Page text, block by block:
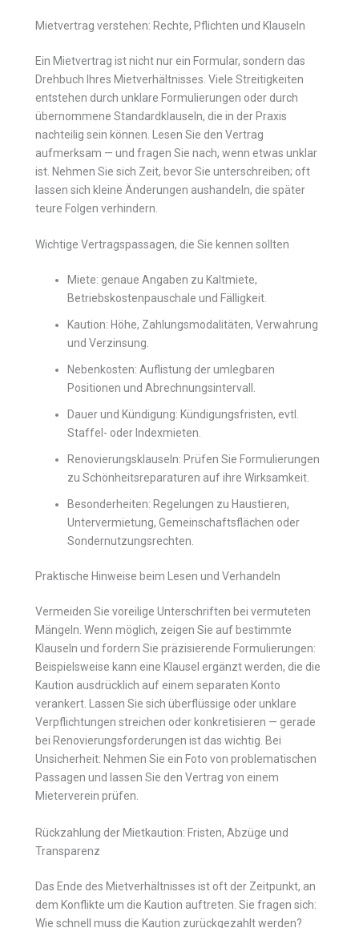
Mietvertrag verstehen: Rechte, Pflichten und Klauseln
Ein Mietvertrag ist nicht nur ein Formular, sondern das
Drehbuch Ihres Mietverhältnisses. Viele Streitigkeiten
entstehen durch unklare Formulierungen oder durch
übernommene Standardklauseln, die in der Praxis
nachteilig sein können. Lesen Sie den Vertrag
aufmerksam — und fragen Sie nach, wenn etwas unklar
ist. Nehmen Sie sich Zeit, bevor Sie unterschreiben; oft
lassen sich kleine Änderungen aushandeln, die später
teure Folgen verhindern.
Wichtige Vertragspassagen, die Sie kennen sollten
Miete: genaue Angaben zu Kaltmiete,
Betriebskostenpauschale und Fälligkeit.
Kaution: Höhe, Zahlungsmodalitäten, Verwahrung
und Verzinsung.
Nebenkosten: Auflistung der umlegbaren
Positionen und Abrechnungsintervall.
Dauer und Kündigung: Kündigungsfristen, evtl.
Staffel- oder Indexmieten.
Renovierungsklauseln: Prüfen Sie Formulierungen
zu Schönheitsreparaturen auf ihre Wirksamkeit.
Besonderheiten: Regelungen zu Haustieren,
Untervermietung, Gemeinschaftsflächen oder
Sondernutzungsrechten.
Praktische Hinweise beim Lesen und Verhandeln
Vermeiden Sie voreilige Unterschriften bei vermuteten
Mängeln. Wenn möglich, zeigen Sie auf bestimmte
Klauseln und fordern Sie präzisierende Formulierungen:
Beispielsweise kann eine Klausel ergänzt werden, die die
Kaution ausdrücklich auf einem separaten Konto
verankert. Lassen Sie sich überflüssige oder unklare
Verpflichtungen streichen oder konkretisieren — gerade
bei Renovierungsforderungen ist das wichtig. Bei
Unsicherheit: Nehmen Sie ein Foto von problematischen
Passagen und lassen Sie den Vertrag von einem
Mieterverein prüfen.
Rückzahlung der Mietkaution: Fristen, Abzüge und
Transparenz
Das Ende des Mietverhältnisses ist oft der Zeitpunkt, an
dem Konflikte um die Kaution auftreten. Sie fragen sich:
Wie schnell muss die Kaution zurückgezahlt werden?